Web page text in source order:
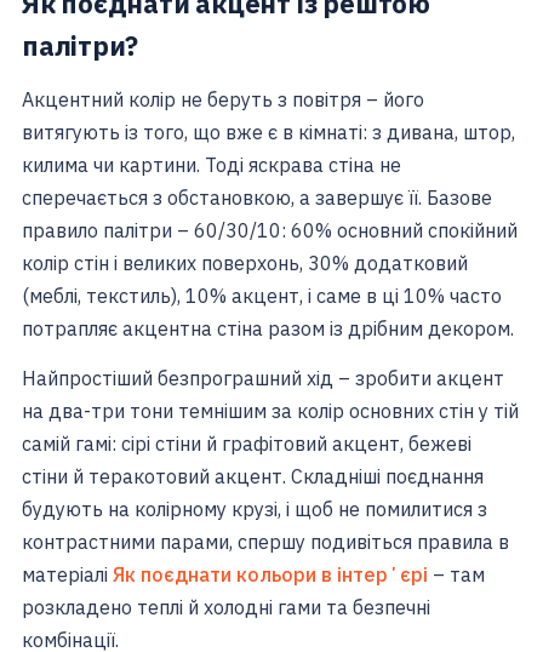
палітри?
Акцентний колір не беруть з повітря – його
витягують із того, що вже є в кімнаті: з дивана, штор,
килима чи картини. Тоді яскрава стіна не
сперечається з обстановкою, а завершує її. Базове
правило палітри – 60/30/10: 60% основний спокійний
колір стін і великих поверхонь, 30% додатковий
(меблі, текстиль), 10% акцент, і саме в ці 10% часто
потрапляє акцентна стіна разом із дрібним декором.
Найпростіший безпрограшний хід – зробити акцент
на два-три тони темнішим за колір основних стін у тій
самій гамі: сірі стіни й графітовий акцент, бежеві
стіни й теракотовий акцент. Складніші поєднання
будують на колірному крузі, і щоб не помилитися з
контрастними парами, спершу подивіться правила в
матеріалі Як поєднати кольори в інтерʼєрі – там
розкладено теплі й холодні гами та безпечні
комбінації.